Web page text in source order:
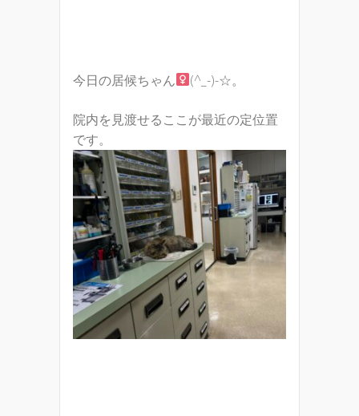
今日の居候ちゃん (^_-)-☆。
院内を見渡せるここが最近の定位置
です。